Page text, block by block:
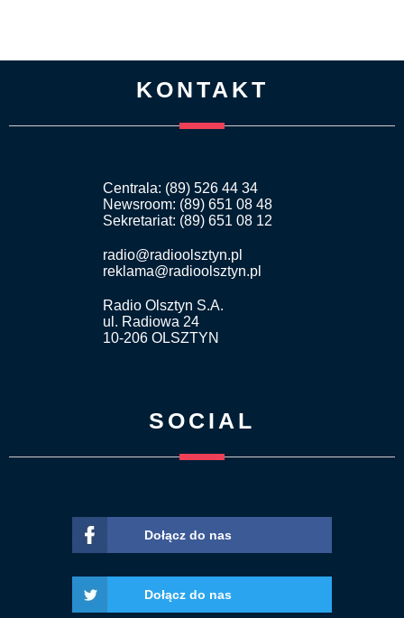
KONTAKT
Centrala: (89) 526 44 34
Newsroom: (89) 651 08 48
Sekretariat: (89) 651 08 12
radio@radioolsztyn.pl
reklama@radioolsztyn.pl
Radio Olsztyn S.A.
ul. Radiowa 24
10-206 OLSZTYN
SOCIAL
Dołącz do nas
Dołącz do nas